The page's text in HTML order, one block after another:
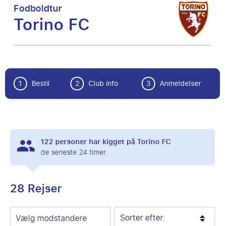
Fodboldtur
Torino FC
1 Bestil 2 Club info 3 Anmeldelser
122 personer har kigget på Torino FC
de seneste 24 timer.
28 Rejser
Vælg modstandere Sorter efter: